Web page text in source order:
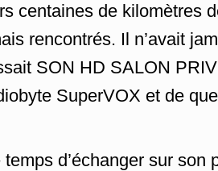
centaines de kilomètres
rencontrés. Il n’avait
SON HD SALON
SuperVOX et de
d’échanger sur son